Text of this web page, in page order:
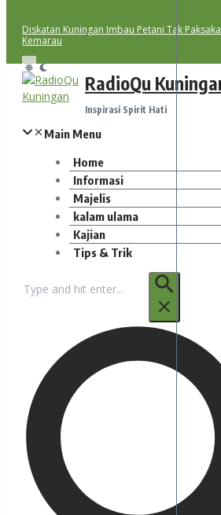
Diskatan Kuningan Imbau Petani Tak
Kemarau
RadioQu
Inspirasi Spirit Hati
Main Menu
Home
Informasi
Majelis
kalam ulama
Kajian
Tips & Trik
untuk: